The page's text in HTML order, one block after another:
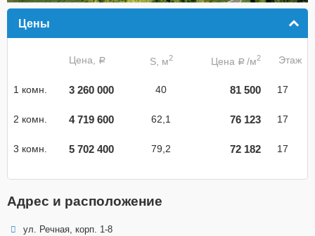
Цены
Цена, a S, м2 Цена a /м2 Этаж
1 комн. 3 260 000 40 81 500 17
2 комн. 4 719 600 62,1 76 123 17
3 комн. 5 702 400 79,2 72 182 17
Адрес и расположение
ул. Речная, корп. 1-8